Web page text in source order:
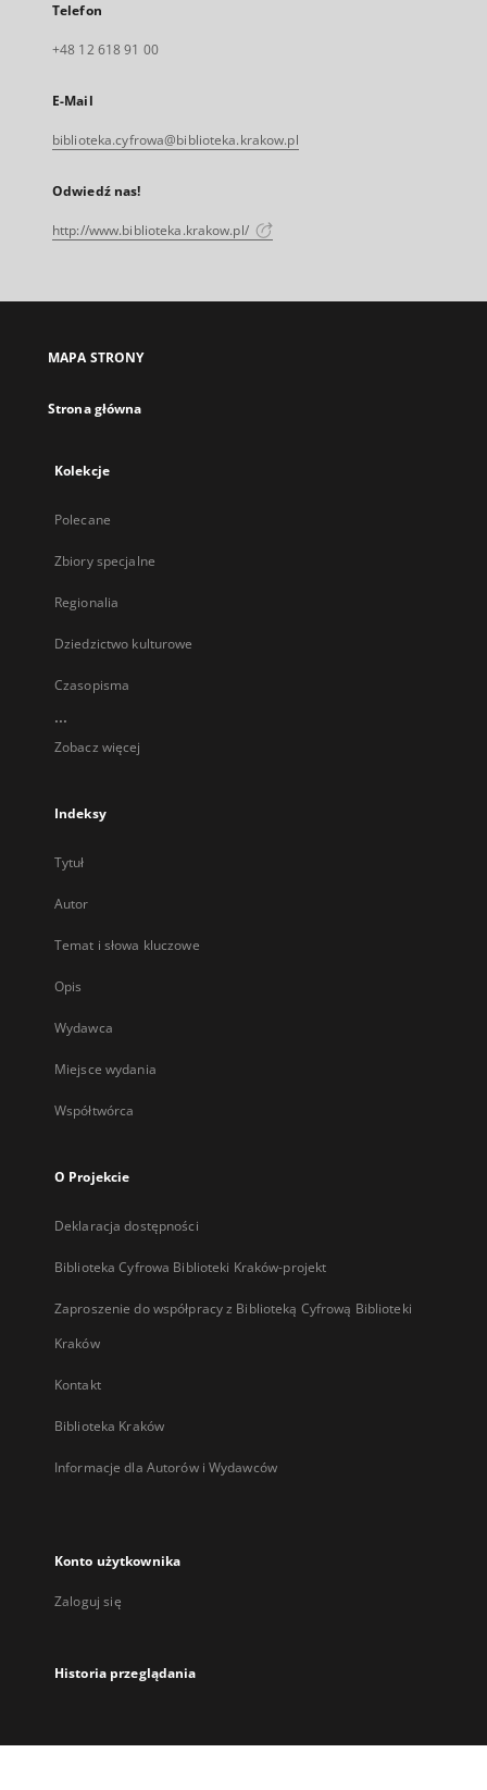
Telefon
+48 12 618 91 00
E-Mail
biblioteka.cyfrowa@biblioteka.krakow.pl
Odwiedź nas!
http://www.biblioteka.krakow.pl/
MAPA STRONY
Strona główna
Kolekcje
Polecane
Zbiory specjalne
Regionalia
Dziedzictwo kulturowe
Czasopisma
...
Zobacz więcej
Indeksy
Tytuł
Autor
Temat i słowa kluczowe
Opis
Wydawca
Miejsce wydania
Współtwórca
O Projekcie
Deklaracja dostępności
Biblioteka Cyfrowa Biblioteki Kraków-projekt
Zaproszenie do współpracy z Biblioteką Cyfrową Biblioteki
Kraków
Kontakt
Biblioteka Kraków
Informacje dla Autorów i Wydawców
Konto użytkownika
Zaloguj się
Historia przeglądania